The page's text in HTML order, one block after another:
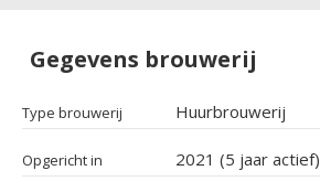
Gegevens brouwerij
Type brouwerij Huurbrouwerij
Opgericht in 2021 (5 jaar actief)